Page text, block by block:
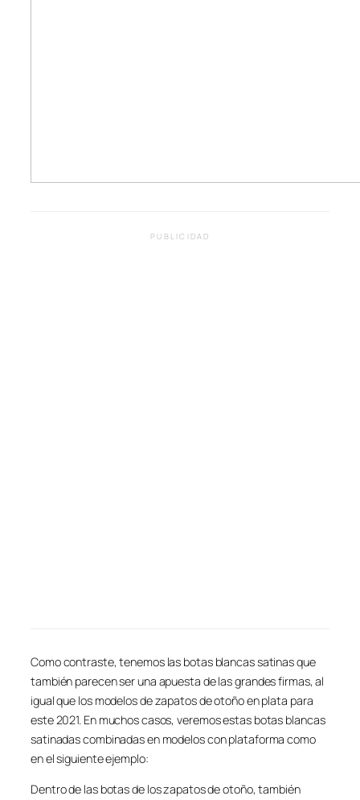
PUBLICIDAD
Como contraste, tenemos las botas blancas satinas que
también parecen ser una apuesta de las grandes firmas, al
igual que los modelos de zapatos de otoño en plata para
este 2021. En muchos casos, veremos estas botas blancas
satinadas combinadas en modelos con plataforma como
en el siguiente ejemplo:
Dentro de las botas de los zapatos de otoño, también